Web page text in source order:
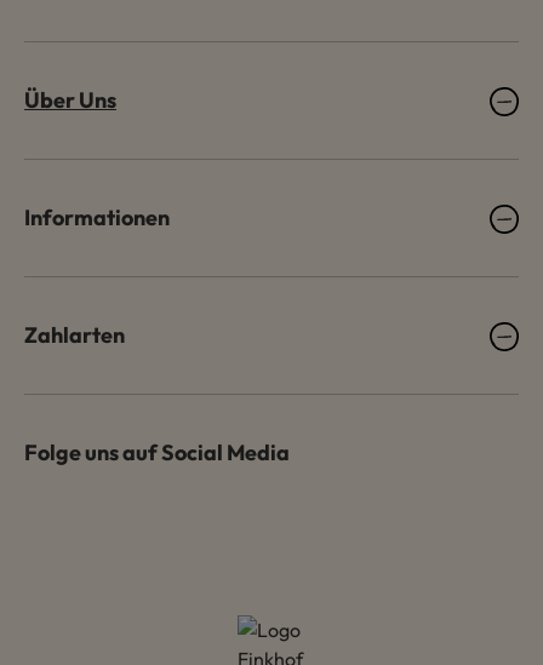
Über Uns
Informationen
Zahlarten
Folge uns auf Social Media